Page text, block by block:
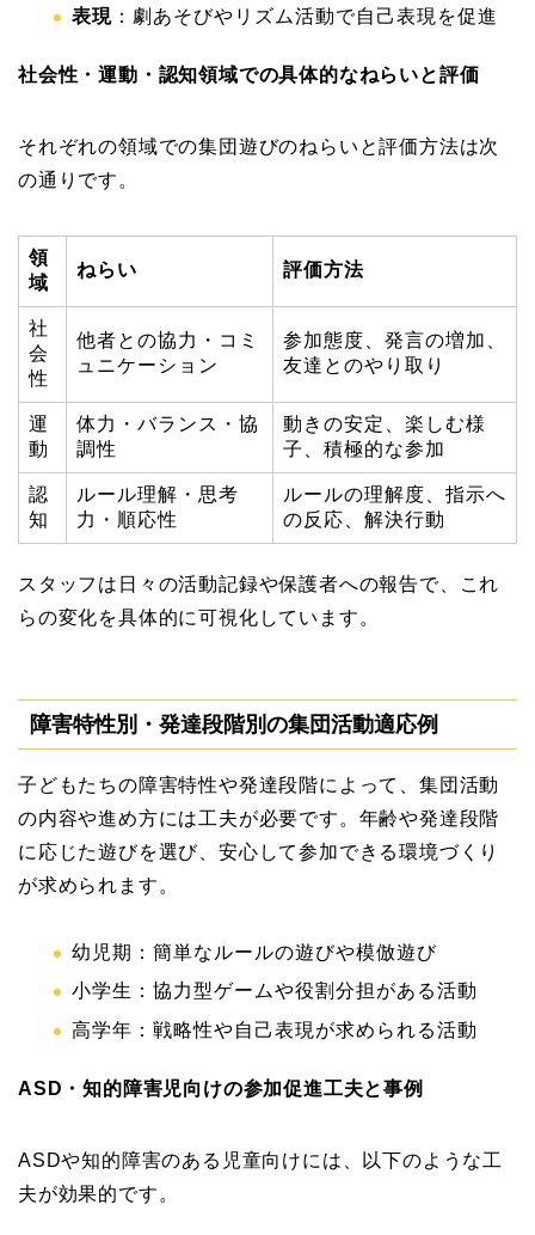
表現 ：劇あそびやリズム活動で自己表現を促進
社会性・運動・認知領域での具体的なねらいと評価
それぞれの領域での集団遊びのねらいと評価方法は次
の通りです。
領
域
ねらい 評価方法
社
会
性
他者との協力・コミ
ュニケーション
参加態度、発言の増加、
友達とのやり取り
運
動
体力・バランス・協
調性
動きの安定、楽しむ様
子、積極的な参加
認
知
ルール理解・思考
力・順応性
ルールの理解度、指示へ
の反応、解決行動
スタッフは日々の活動記録や保護者への報告で、これ
らの変化を具体的に可視化しています。
障害特性別・発達段階別の集団活動適応例
子どもたちの障害特性や発達段階によって、集団活動
の内容や進め方には工夫が必要です。年齢や発達段階
に応じた遊びを選び、安心して参加できる環境づくり
が求められます。
幼児期：簡単なルールの遊びや模倣遊び
小学生：協力型ゲームや役割分担がある活動
高学年：戦略性や自己表現が求められる活動
ASD・知的障害児向けの参加促進工夫と事例
ASDや知的障害のある児童向けには、以下のような工
夫が効果的です。